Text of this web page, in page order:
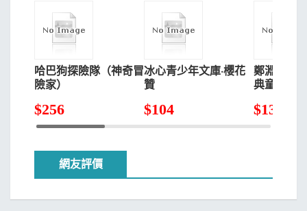
哈巴狗探險隊（神奇冒
險家）
$256
冰心青少年文庫·櫻花
贊
$104
鄭淵潔十
典童話：
$130
網友評價